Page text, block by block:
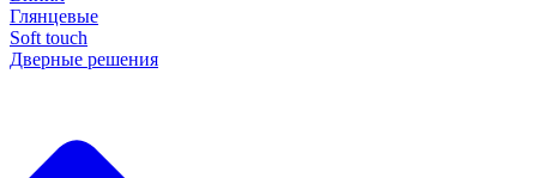
Глянцевые
Soft touch
Дверные решения